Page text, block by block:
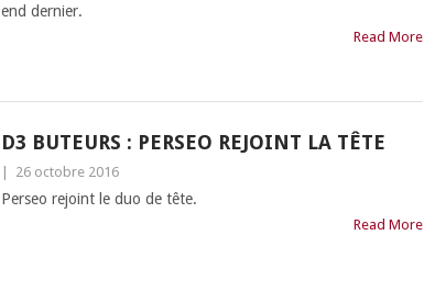
end dernier.
Read More
D3 BUTEURS : PERSEO REJOINT LA TÊTE
26 octobre 2016
Perseo rejoint le duo de tête.
Read More